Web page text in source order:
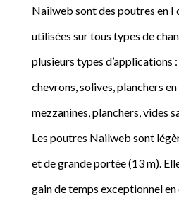
Nailweb sont des poutres en I
utilisées sur tous types de
plusieurs types d’applications
chevrons, solives, planchers
mezzanines, planchers, vides
Les poutres Nailweb sont
et de grande portée (13 m).
gain de temps exceptionnel